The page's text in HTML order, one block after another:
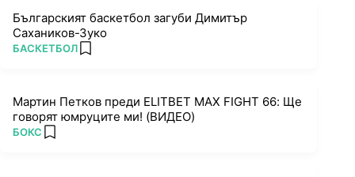
Българският баскетбол загуби Димитър
Сахаников-Зуко
ПОВЕЧЕ ОТ
БАСКЕТБОЛ add favorites
Мартин Петков преди ELITBET MAX FIGHT 66: Ще
говорят юмруците ми! (ВИДЕО)
ПОВЕЧЕ ОТ
БОКС add favorites